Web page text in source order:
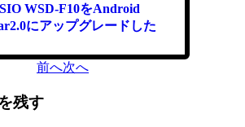
WSD-F10をAndroid
にアップグレードした
前へ次へ
残す